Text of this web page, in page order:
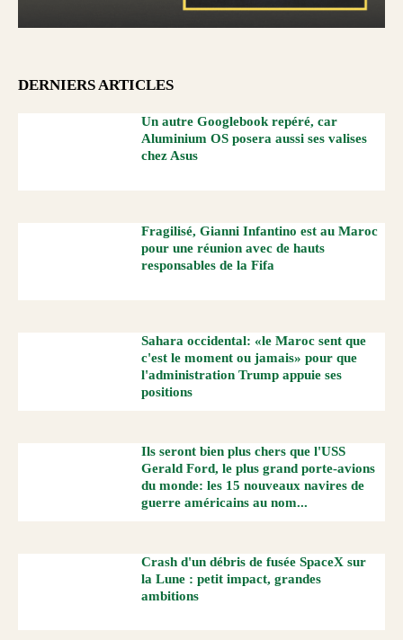
DERNIERS ARTICLES
Un autre Googlebook repéré, car
Aluminium OS posera aussi ses valises
chez Asus
Fragilisé, Gianni Infantino est au Maroc
pour une réunion avec de hauts
responsables de la Fifa
Sahara occidental: «le Maroc sent que
c'est le moment ou jamais» pour que
l'administration Trump appuie ses
positions
Ils seront bien plus chers que l'USS
Gerald Ford, le plus grand porte-avions
du monde: les 15 nouveaux navires de
guerre américains au nom...
Crash d'un débris de fusée SpaceX sur
la Lune : petit impact, grandes
ambitions